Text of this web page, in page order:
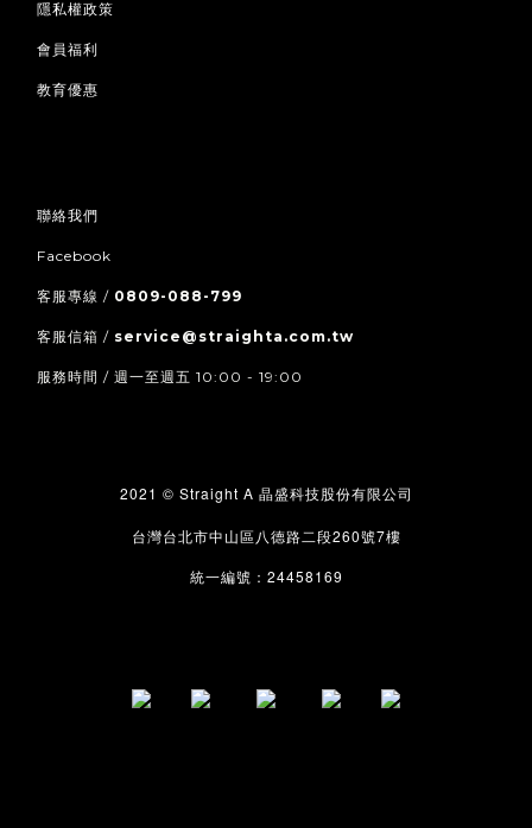
隱私權政策
會員福利
教育優惠
聯絡我們
Facebook
客服專線 / 0809-088-799
客服信箱 / service@straighta.com.tw
服務時間 / 週一至週五 10:00 - 19:00
2021 © Straight A 晶盛科技股份有限公司
台灣台北市中山區八德路二段260號7樓
統一編號： 24458169